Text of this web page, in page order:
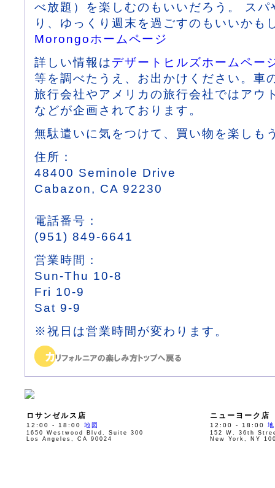
べ放題）を楽しむのもいいだろう。 ス
り、ゆっくり週末を過ごすのもいいかも
Morongoホームページ
詳しい情報はデザートヒルズホームペー
等を調べたうえ、お出かけください。車
旅行会社やアメリカの旅行会社ではアウ
などが企画されております。
無駄遣いに気をつけて、買い物を楽しも
住所：
48400 Seminole Drive
Cabazon, CA 92230
電話番号：
(951) 849-6641
営業時間：
Sun-Thu 10-8
Fri 10-9
Sat 9-9
※祝日は営業時間が変わります。
ロサンゼルス店
12:00 - 18:00 地図
1650 Westwood Blvd. Suite 300
Los Angeles, CA 90024
ニューヨーク店
12:00 - 18:00
152 W. 36th
New York, NY